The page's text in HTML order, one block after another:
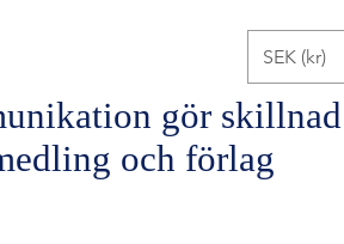
SEK (kr)
gör skillnad
och förlag